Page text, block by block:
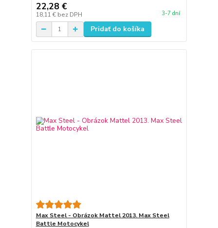
22,28 €
18,11 € bez DPH 3-7 dní
Pridať do košíka
Max Steel - Obrázok Mattel 2013. Max Steel
Battle Motocykel